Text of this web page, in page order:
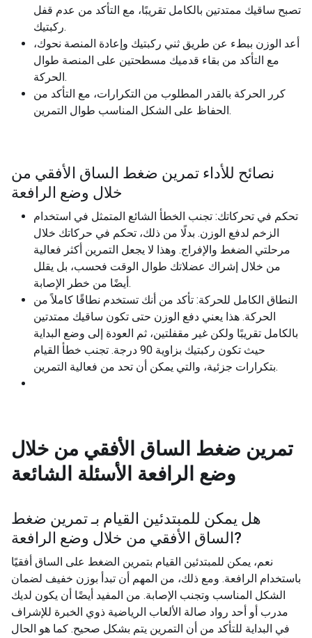
تصبح ساقيك ممتدتين بالكامل تقريبًا، مع التأكد من عدم قفل
ركبتيك.
أعد الوزن ببطء عن طريق ثني ركبتيك وإعادة المنصة نحوك،
مع التأكد من بقاء قدميك مسطحتين على المنصة طوال
الحركة.
كرر الحركة بالقدر المطلوب من التكرارات، مع التأكد من
الحفاظ على الشكل المناسب طوال التمرين.
نصائح للأداء تمرين ضغط الساق الأفقي من
خلال وضع الرافعة
تحكم في تحركاتك: تجنب الخطأ الشائع المتمثل في استخدام
الزخم لدفع الوزن. بدلًا من ذلك، تحكم في حركاتك خلال
مرحلتي الضغط والإفراج. وهذا لا يجعل التمرين أكثر فعالية
من خلال إشراك عضلاتك طوال الوقت فحسب، بل يقلل
أيضًا من خطر الإصابة.
النطاق الكامل للحركة: تأكد من أنك تستخدم نطاقًا كاملاً من
الحركة. هذا يعني دفع الوزن حتى تكون ساقيك ممتدتين
بالكامل تقريبًا ولكن غير مقفلتين، ثم العودة إلى وضع البداية
حيث تكون ركبتيك بزاوية 90 درجة. تجنب خطأ القيام
بتكرارات جزئية، والتي يمكن أن تحد من فعالية التمرين.
تمرين ضغط الساق الأفقي من خلال
وضع الرافعة الأسئلة الشائعة
هل يمكن للمبتدئين القيام بـ تمرين ضغط
الساق الأفقي من خلال وضع الرافعة?
نعم، يمكن للمبتدئين القيام بتمرين الضغط على الساق أفقيًا
باستخدام الرافعة. ومع ذلك، من المهم أن تبدأ بوزن خفيف لضمان
الشكل المناسب وتجنب الإصابة. من المفيد أيضًا أن يكون لديك
مدرب أو أحد رواد صالة الألعاب الرياضية ذوي الخبرة للإشراف
في البداية للتأكد من أن التمرين يتم بشكل صحيح. كما هو الحال